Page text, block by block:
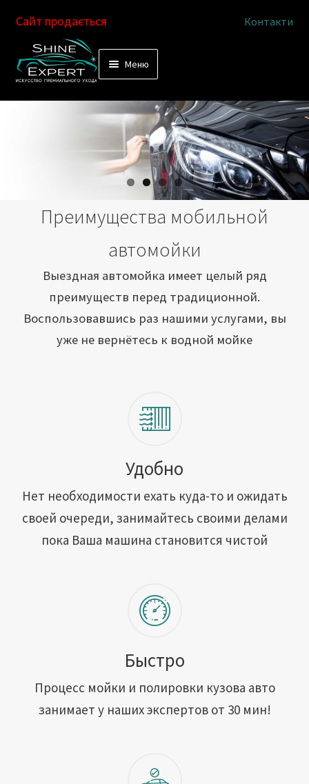
Перейти
к
Перейти
к
Сайт продається Контакти
Меню
Выездная автомойка
Химчистка салона
Подетальная химчистка
Как это работает
Сотрудничество
Вакансии
Адреса обслуживания
Контакты
Преимущества мобильной
автомойки
Выездная автомойка имеет целый ряд
преимуществ перед традиционной.
Воспользовавшись раз нашими услугами, вы
уже не вернётесь к водной мойке
Удобно
Нет необходимости ехать куда-то и ожидать
своей очереди, занимайтесь своими делами
пока Ваша машина становится чистой
Быстро
Процесс мойки и полировки кузова авто
занимает у наших экспертов от 30 мин!